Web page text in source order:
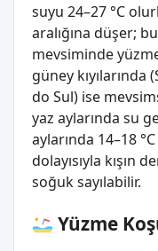
suyu 24–27 °C
aralığına düşer;
mevsiminde
güney
do Sul) ise
yaz aylarında su
aylarında 14–18
dolayısıyla kışın
soğuk sayılabilir.
Yüzme